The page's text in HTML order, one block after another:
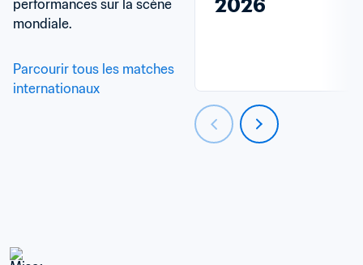
performances sur la scène
mondiale.
Parcourir tous les matches
internationaux
2026